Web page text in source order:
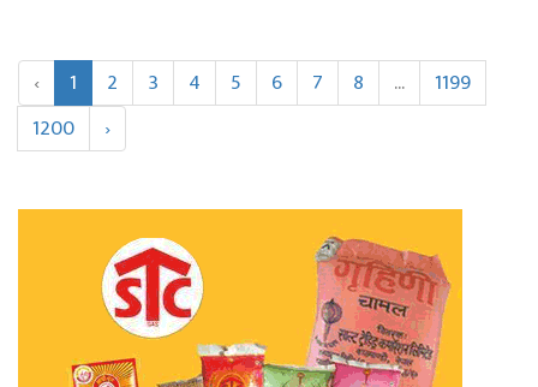
‹ 1 2 3 4 5 6 7 8 ...
1199
1200
›